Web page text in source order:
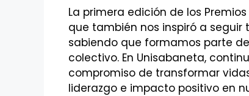
La primera edición de los
que también nos inspiró a
sabiendo que formamos parte
colectivo. En Unisabaneta,
compromiso de transformar
liderazgo e impacto positivo en